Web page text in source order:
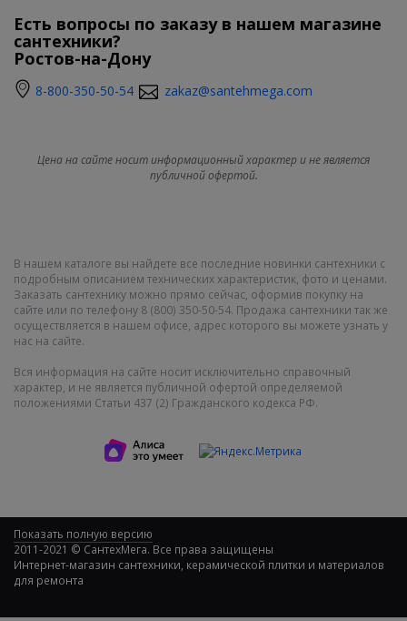
Есть вопросы по заказу в нашем магазине
сантехники?
Ростов-на-Дону
8-800-350-50-54 zakaz@santehmega.com
Цена на сайте носит информационный характер и не является
публичной офертой.
В нашем каталоге вы найдете все последние новинки сантехники с
подробным описанием технических характеристик, фото и ценами.
Заказать сантехнику можно прямо сейчас, оформив покупку на
сайте или по телефону 8 (800) 350-50-54. Продажа сантехники так же
осуществляется в нашем офисе, адрес которого вы можете узнать у
нас на сайте.
Вся информация на сайте носит исключительно справочный
характер, и не является публичной офертой определяемой
положениями Статьи 437 (2) Гражданского кодекса РФ.
Показать полную версию
2011-2021 © СантехМега. Все права защищены
Интернет-магазин сантехники, керамической плитки и материалов
для ремонта